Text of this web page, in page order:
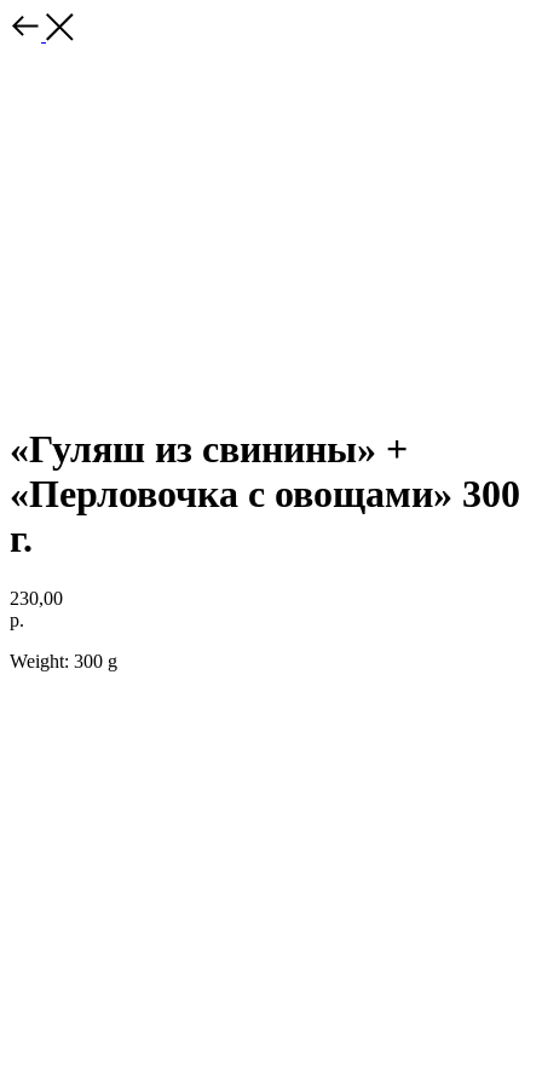
«Гуляш из свинины» +
«Перловочка с овощами» 300
г.
230,00
р.
Weight: 300 g